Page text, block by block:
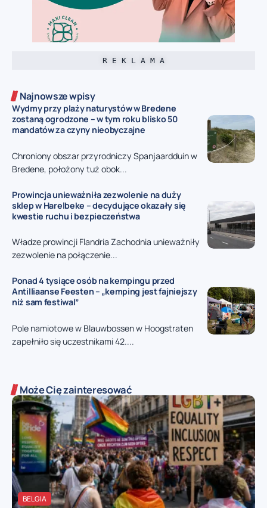
R E K L A M A
Najnowsze wpisy
Wydmy przy plaży naturystów w Bredene
zostaną ogrodzone – w tym roku blisko 50
mandatów za czyny nieobyczajne
Chroniony obszar przyrodniczy Spanjaardduin w
Bredene, położony tuż obok...
Prowincja unieważniła zezwolenie na duży
sklep w Harelbeke – decydujące okazały się
kwestie ruchu i bezpieczeństwa
Władze prowincji Flandria Zachodnia unieważniły
zezwolenie na połączenie...
Ponad 4 tysiące osób na kempingu przed
Antilliaanse Feesten – „kemping jest fajniejszy
niż sam festiwal”
Pole namiotowe w Blauwbossen w Hoogstraten
zapełniło się uczestnikami 42....
Może Cię zainteresować
BELGIA